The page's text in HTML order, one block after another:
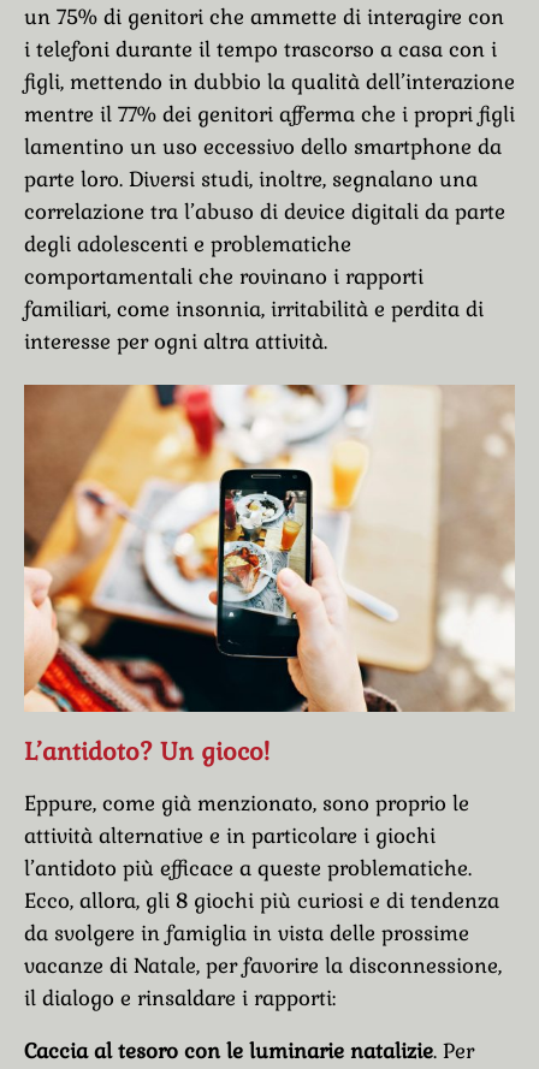
un 75% di genitori che ammette di interagire con
i telefoni durante il tempo trascorso a casa con i
figli, mettendo in dubbio la qualità dell’interazione
mentre il 77% dei genitori afferma che i propri figli
lamentino un uso eccessivo dello smartphone da
parte loro. Diversi studi, inoltre, segnalano una
correlazione tra l’abuso di device digitali da parte
degli adolescenti e problematiche
comportamentali che rovinano i rapporti
familiari, come insonnia, irritabilità e perdita di
interesse per ogni altra attività.
L’antidoto? Un gioco!
Eppure, come già menzionato, sono proprio le
attività alternative e in particolare i giochi
l’antidoto più efficace a queste problematiche.
Ecco, allora, gli 8 giochi più curiosi e di tendenza
da svolgere in famiglia in vista delle prossime
vacanze di Natale, per favorire la disconnessione,
il dialogo e rinsaldare i rapporti:
Caccia al tesoro con le luminarie natalizie. Per